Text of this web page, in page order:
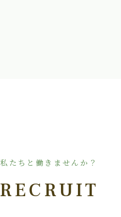
私たちと働きませんか？
RECRUIT